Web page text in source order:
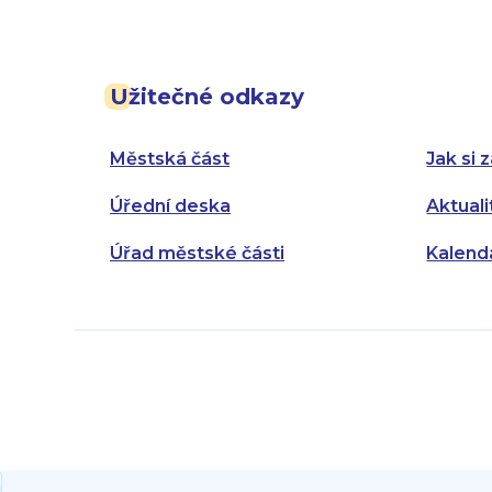
Užitečné odkazy
Městská část
Úřední deska
Úřad městské části
Jak si